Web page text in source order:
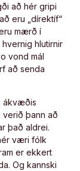
að hér gripi
eru „dírektíf“
mærð í
hlutirnir
vond mál
að senda
ákvæðis
verið þann að
það aldrei.
væri fólk
er ekkert
Og kannski